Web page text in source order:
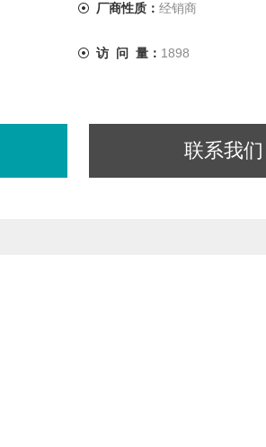
厂商性质： 经销商
访 问 量： 1898
联系我们